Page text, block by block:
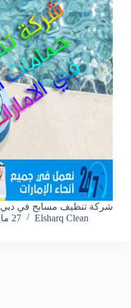
شركة تنظيف مسابح في دبي
Elsharq Clean
27 مايو، 2023